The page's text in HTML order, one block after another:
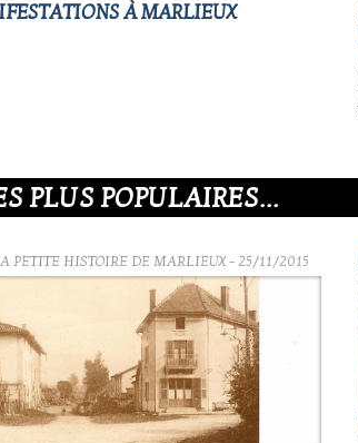
À MARLIEUX
PLUS POPULAIRES...
PETITE HISTOIRE DE MARLIEUX- 25/11/2015